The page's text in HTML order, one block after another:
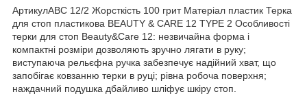
АртикулАВС 12/2 Жорсткість 100 грит Матеріал пластик Терка
для стоп пластикова BEAUTY & CARE 12 TYPE 2 Особливості
терки для стоп Beauty&Care 12: незвичайна форма і
компактні розміри дозволяють зручно лягати в руку;
виступаюча рельєфна ручка забезпечує надійний хват, що
запобігає ковзанню терки в руці; рівна робоча поверхня;
наждачний подушка дбайливо шліфує шкіру стоп.